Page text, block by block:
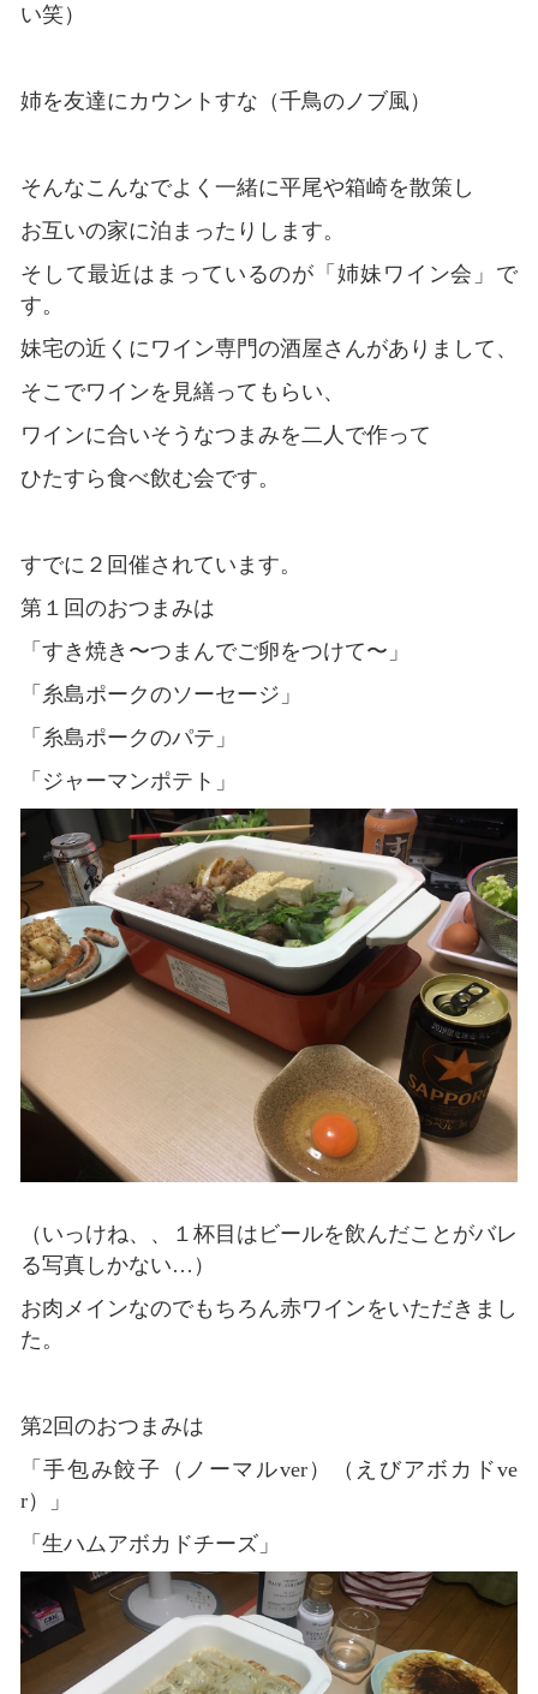
い笑）
姉を友達にカウントすな（千鳥のノブ風）
そんなこんなでよく一緒に平尾や箱崎を散策し
お互いの家に泊まったりします。
そして最近はまっているのが「姉妹ワイン会」で
す。
妹宅の近くにワイン専門の酒屋さんがありまして、
そこでワインを見繕ってもらい、
ワインに合いそうなつまみを二人で作って
ひたすら食べ飲む会です。
すでに２回催されています。
第１回のおつまみは
「すき焼き〜つまんでご卵をつけて〜」
「糸島ポークのソーセージ」
「糸島ポークのパテ」
「ジャーマンポテト」
（いっけね、、１杯目はビールを飲んだことがバレ
る写真しかない…）
お肉メインなのでもちろん赤ワインをいただきまし
た。
第2回のおつまみは
「手包み餃子（ノーマルver）（えびアボカドve
r）」
「生ハムアボカドチーズ」